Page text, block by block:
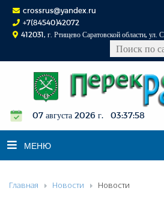
crossrus@yandex.ru
+7(84540)42072
412031, г. Ртищево Саратовской области, ул.
07 августа 2026 г. 03:37:59
МЕНЮ
НОВОСТИ
Главная Новости Новости